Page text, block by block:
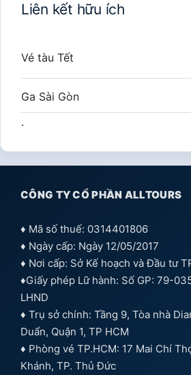
Liên kết hữu ích
Vé tàu Tết
Ga Sài Gòn
.
CÔNG TY CỔ PHẦN ALLTOURS
♦ Mã số thuế: 0314401806
♦ Ngày cấp: Ngày 12/05/2017
♦ Nơi cấp: Sở Kế hoạch và Đầu tư
♦Giấy phép Lữ hành: Số GP: 79-
LHND
♦ Trụ sở chính: Tầng 9, Tòa nhà
Duẩn, Quận 1, TP HCM
♦ Phòng vé TP.HCM: 17 Mai Chí
Khánh, TP. Thủ Đức